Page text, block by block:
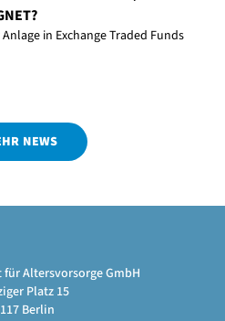
in Exchange Traded Funds
NEWS
Altersvorsorge GmbH
Platz 15
Berlin